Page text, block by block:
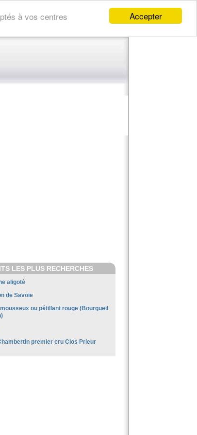
Accepter
à vos centres
LES PLUS RECHERCHES
aligoté
de Savoie
ou pétillant rouge (Bourgueil
premier cru Clos Prieur